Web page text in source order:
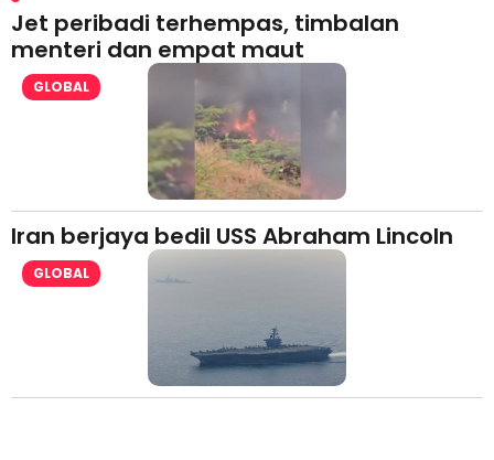
Jet peribadi terhempas, timbalan
menteri dan empat maut
GLOBAL
Iran berjaya bedil USS Abraham Lincoln
GLOBAL